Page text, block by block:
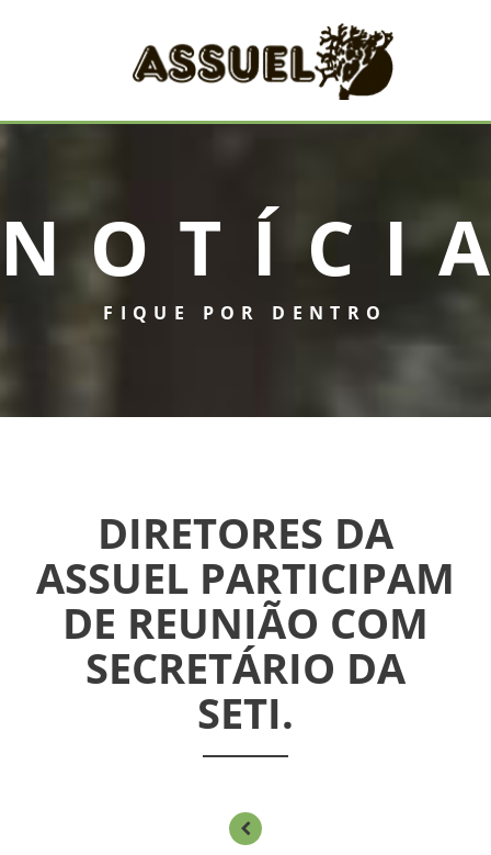
INFORMATIVOS
ASSEMBLÉIAS
NOTÍCIAS
FIQUE POR DENTRO
DIRETORES DA
ASSUEL PARTICIPAM
DE REUNIÃO COM
SECRETÁRIO DA
SETI.